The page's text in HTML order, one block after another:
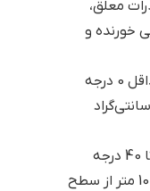
معلق،
خورنده و
دمای آب منتقل‌شده باید حداقل 0 درجه
40 درجه سانتی‌گراد
دمای محیط عملیاتی بین 4 تا 40 درجه
سانتی‌گراد با ارتفاع کمتر از 1000 متر از سطح